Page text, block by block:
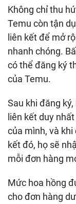
Không chỉ thu
Temu còn tận
liên kết để mở
nhanh chóng.
có thể đăng ký
của Temu.
Sau khi đăng
liên kết duy
của mình, và
kết đó, họ sẽ
mỗi đơn hàng
Mức hoa hồng
cho đơn hàng